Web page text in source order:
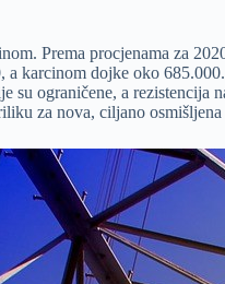
Prema procjenama za
karcinom dojke oko
su ograničene, a
za nova, ciljano osmišljena